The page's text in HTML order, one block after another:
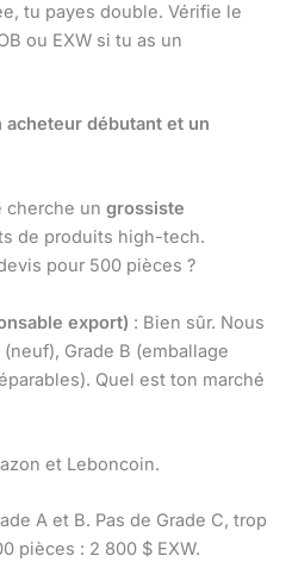
tu payes double. Vérifie le
ou EXW si tu as un
débutant et un
cherche un grossiste
de produits high-tech.
pour 500 pièces ?
export) : Bien sûr. Nous
Grade B (emballage
Quel est ton marché
et Leboncoin.
A et B. Pas de Grade C, trop
pièces : 2 800 $ EXW.